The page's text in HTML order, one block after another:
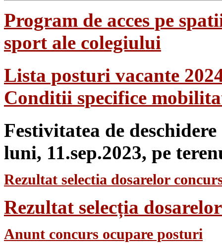
Program de acces pe
sport ale colegiului
Lista posturi vacante
Conditii specifice
Festivitatea de
luni, 11.sep.2023, pe
Rezultat selectia dosarelor
Rezultat selecția
Anunt concurs ocupare posturi